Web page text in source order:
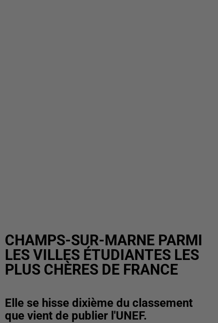
CHAMPS-SUR-MARNE PARMI
LES VILLES ÉTUDIANTES LES
PLUS CHÈRES DE FRANCE
Elle se hisse dixième du classement
que vient de publier l'UNEF.